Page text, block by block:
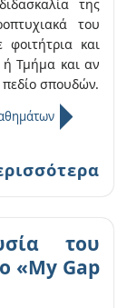
της
του
και
ή Τμήμα και αν
πεδίο σπουδών.
του
«My Gap